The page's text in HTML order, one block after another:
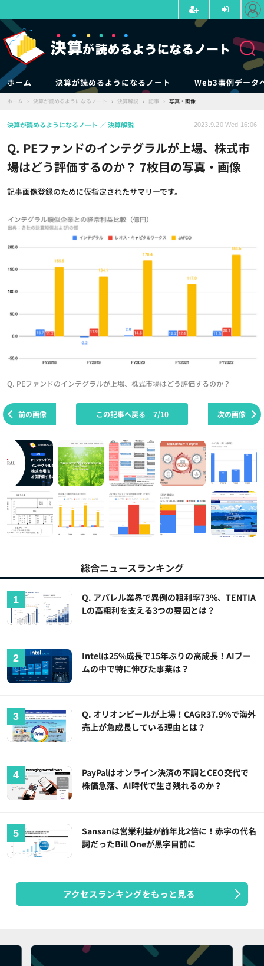
ホーム 決算が読めるようになるノート Web3事例データ
ホーム › 決算が読めるようになるノート › 決算解説 › 記事 › 写真・画像
Q. PEファンドのインテグラルが上場、株式市
場はどう評価するのか？ 7枚目の写真・画像
記事画像登録のために仮指定されたサマリーです。
決算が読めるようになるノート 決算解説 2023.9.20 Wed 16:06
Q. PEファンドのインテグラルが上場、株式市場はどう評価するのか？
前の画像 次の画像
この記事へ戻る 7/10
総合ニュースランキング
Q. アパレル業界で異例の粗利率73%、TENTIA
Lの高粗利を支える3つの要因とは？
Intelは25%成長で15年ぶりの高成長！AIブー
ムの中で特に伸びた事業は？
Q. オリオンビールが上場！CAGR37.9%で海外
売上が急成長している理由とは？
PayPalはオンライン決済の不調とCEO交代で
株価急落、AI時代で生き残れるのか？
Sansanは営業利益が前年比2倍に！赤字の代名
詞だったBill Oneが黒字目前に
アクセスランキングをもっと見る